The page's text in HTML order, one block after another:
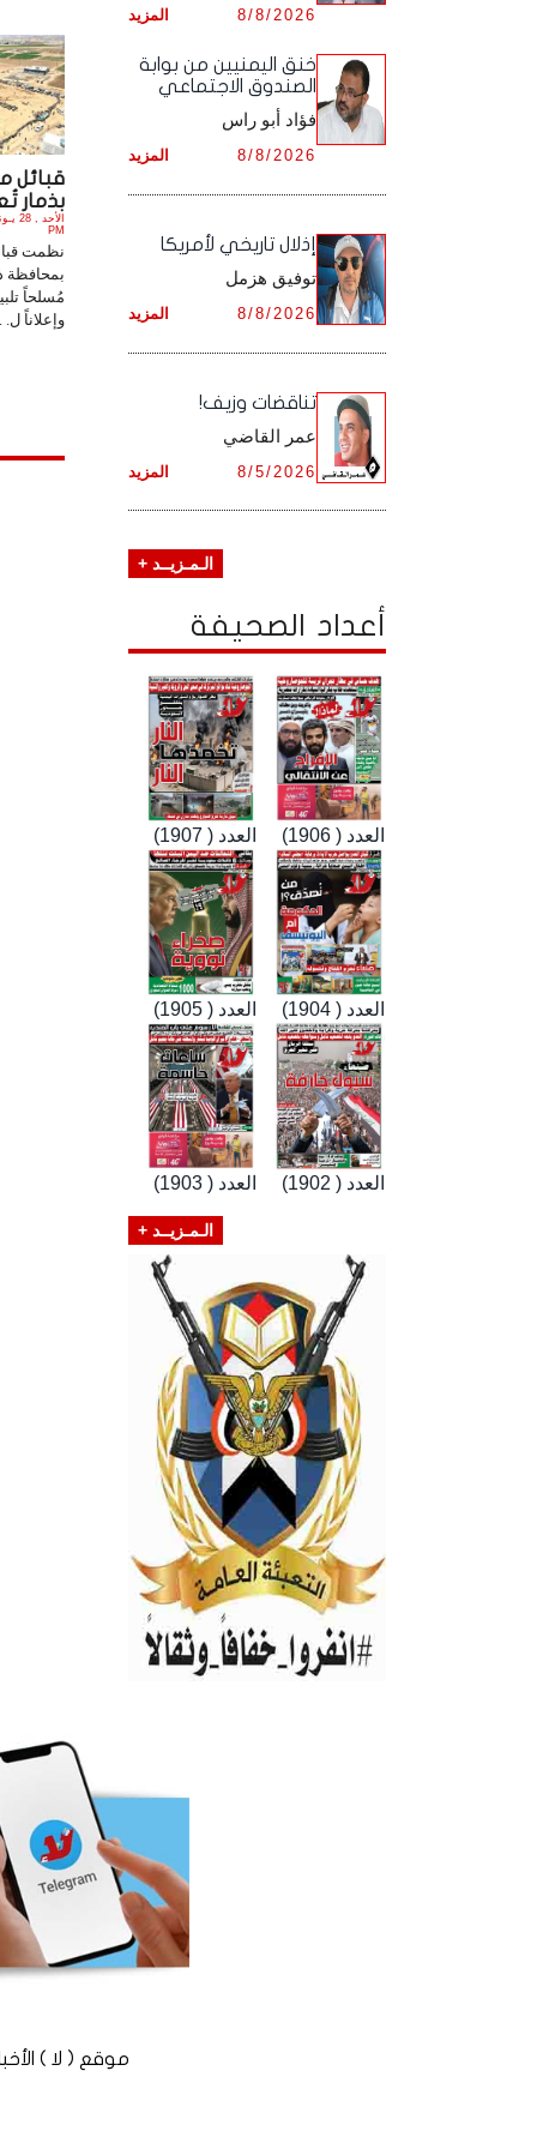
قبائل
بذمار
PM
نظمت
بمحافظة
مُسلحاً
وإعلاناً ل. .
أرشيف شهر ديـسـمـبـر ,
المزيد 8/8/2026
خنق اليمنيين من بوابة
الصندوق الاجتماعي
فؤاد أبو راس
المزيد 8/8/2026
إذلال تاريخي لأمريكا
توفيق هزمل
المزيد 8/8/2026
تناقضات وزيف!
عمر القاضي
المزيد 8/5/2026
الـمـزيــد +
أعداد الصحيفة
العدد ( 1907) العدد ( 1906)
العدد ( 1905) العدد ( 1904)
العدد ( 1903) العدد ( 1902)
الـمـزيــد +
موقع ( لا ) الأخباري المستقل ©